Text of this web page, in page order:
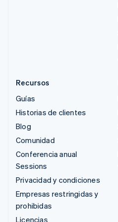
Recursos
Guías
Historias de clientes
Blog
Comunidad
Conferencia anual
Sessions
Privacidad y condiciones
Empresas restringidas y
prohibidas
Licencias